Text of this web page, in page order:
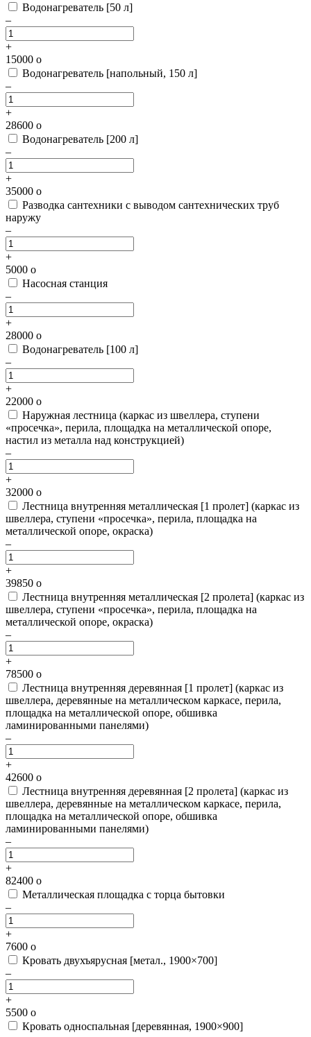
Водонагреватель [50 л]
–
+
15000 o
Водонагреватель [напольный, 150 л]
–
+
28600 o
Водонагреватель [200 л]
–
+
35000 o
Разводка сантехники с выводом сантехнических труб
наружу
–
+
5000 o
Насосная станция
–
+
28000 o
Водонагреватель [100 л]
–
+
22000 o
Наружная лестница (каркас из швеллера, ступени
«просечка», перила, площадка на металлической опоре,
настил из металла над конструкцией)
–
+
32000 o
Лестница внутренняя металлическая [1 пролет] (каркас из
швеллера, ступени «просечка», перила, площадка на
металлической опоре, окраска)
–
+
39850 o
Лестница внутренняя металлическая [2 пролета] (каркас из
швеллера, ступени «просечка», перила, площадка на
металлической опоре, окраска)
–
+
78500 o
Лестница внутренняя деревянная [1 пролет] (каркас из
швеллера, деревянные на металлическом каркасе, перила,
площадка на металлической опоре, обшивка
ламинированными панелями)
–
+
42600 o
Лестница внутренняя деревянная [2 пролета] (каркас из
швеллера, деревянные на металлическом каркасе, перила,
площадка на металлической опоре, обшивка
ламинированными панелями)
–
+
82400 o
Металлическая площадка с торца бытовки
–
+
7600 o
Кровать двухъярусная [метал., 1900×700]
–
+
5500 o
Кровать односпальная [деревянная, 1900×900]